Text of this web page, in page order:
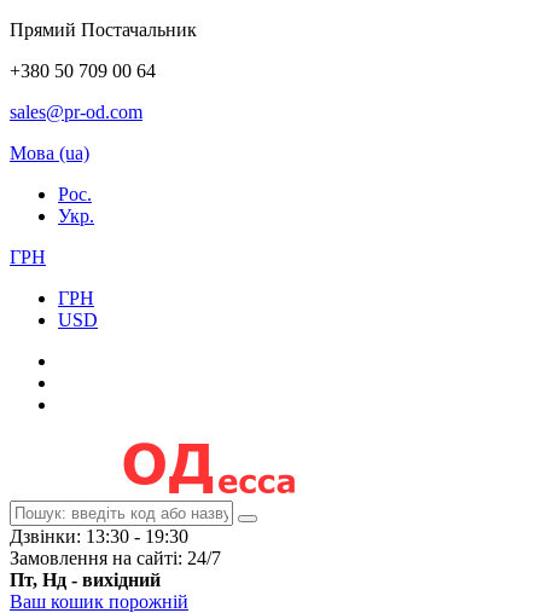
Прямий Постачальник
+380 50 709 00 64
sales@pr-od.com
Мова (ua)
Рос.
Укр.
ГРН
ГРН
USD
Дзвінки: 13:30 - 19:30
Замовлення на сайті: 24/7
Пт, Нд - вихідний
Ваш кошик порожній